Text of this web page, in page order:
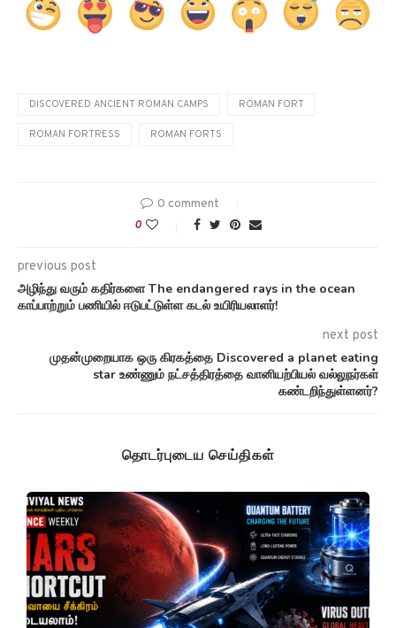
DISCOVERED ANCIENT ROMAN CAMPS ROMAN FORT
ROMAN FORTRESS ROMAN FORTS
0 comment
0
previous post
அழிந்து வரும் கதிர்களை The endangered rays in the ocean
காப்பாற்றும் பணியில் ஈடுபட்டுள்ள கடல் உயிரியலாளர்!
next post
முதன்முறையாக ஒரு கிரகத்தை Discovered a planet eating
star உண்ணும் நட்சத்திரத்தை வானியற்பியல் வல்லுநர்கள்
கண்டறிந்துள்ளனர்?
தொடர்புடைய செய்திகள்